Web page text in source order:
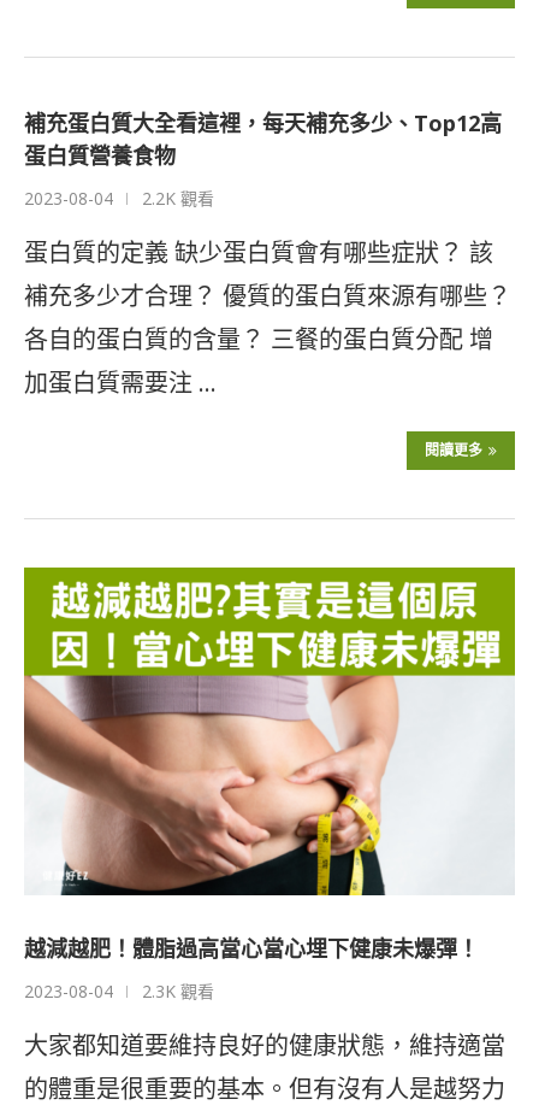
補充蛋白質大全看這裡，每天補充多少、Top12高
蛋白質營養食物
2023-08-04 2.2K 觀看
蛋白質的定義 缺少蛋白質會有哪些症狀？ 該
補充多少才合理？ 優質的蛋白質來源有哪些？
各自的蛋白質的含量？ 三餐的蛋白質分配 增
加蛋白質需要注 …
閱讀更多
越減越肥！體脂過高當心當心埋下健康未爆彈！
2023-08-04 2.3K 觀看
大家都知道要維持良好的健康狀態，維持適當
的體重是很重要的基本。但有沒有人是越努力